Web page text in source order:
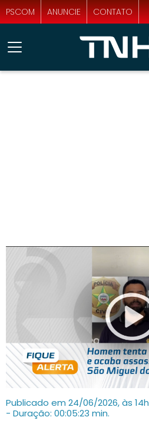
PSCOM ANUNCIE CONTATO
Publicado em 24/06/2026, às
- Duração: 00:05:23 min.